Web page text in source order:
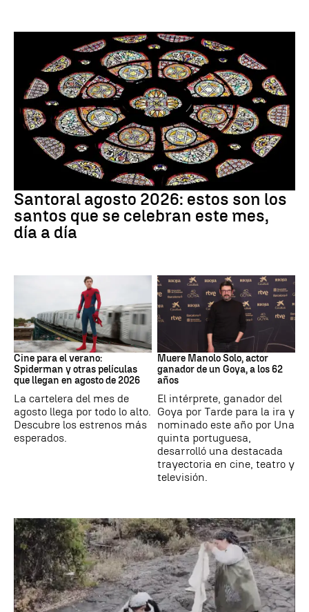
Santoral agosto 2026: estos son los
santos que se celebran este mes,
día a día
Cine
Cine para el verano:
Spiderman y otras películas
que llegan en agosto de 2026
La cartelera del mes de
agosto llega por todo lo alto.
Descubre los estrenos más
esperados.
Actor
Muere Manolo Solo, actor
ganador de un Goya, a los 62
años
El intérprete, ganador del
Goya por Tarde para la ira y
nominado este año por Una
quinta portuguesa,
desarrolló una destacada
trayectoria en cine, teatro y
televisión.